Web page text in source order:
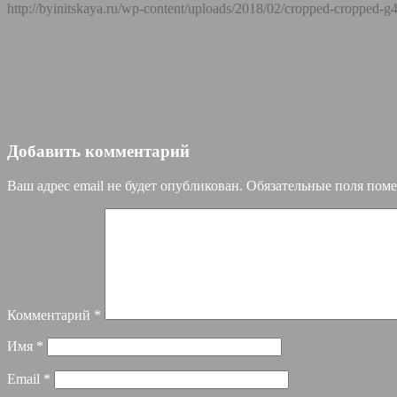
http://byinitskaya.ru/wp-content/uploads/2018/02/cropped-
Добавить комментарий
Ваш адрес email не будет опубликован. Обязательные поля
Комментарий *
Имя *
Email *